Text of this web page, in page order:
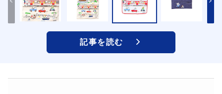
記事を読む